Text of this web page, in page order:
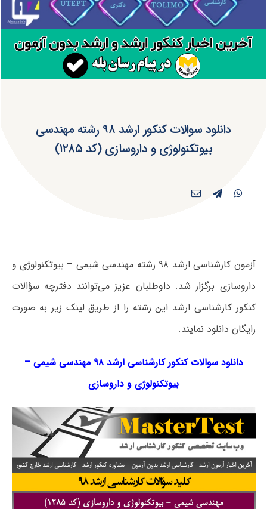
دانلود سوالات کنکور ارشد ۹۸ رشته مهندسی
بیوتکنولوژی و داروسازی (کد ۱۲۸۵)
آزمون کارشناسی ارشد ۹۸ رشته مهندسی شیمی – بیوتکنولوژی و
داروسازی برگزار شد. داوطلبان عزیز می‌توانند دفترچه سؤالات
کنکور کارشناسی ارشد این رشته را از طریق لینک‌ زیر به صورت
رایگان دانلود نمایند.
دانلود سوالات کنکور کارشناسی ارشد ۹۸ مهندسی شیمی –
بیوتکنولوژی و داروسازی